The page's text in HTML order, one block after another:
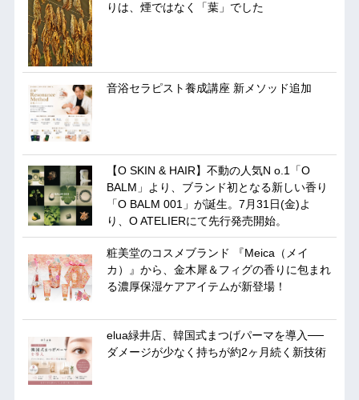
りは、煙ではなく「葉」でした
音浴セラピスト養成講座 新メソッド追加
【O SKIN & HAIR】不動の人気N o.1「O
BALM」より、ブランド初となる新しい香り
「O BALM 001」が誕生。7月31日(金)よ
り、O ATELIERにて先行発売開始。
粧美堂のコスメブランド 『Meica（メイ
カ）』から、金木犀＆フィグの香りに包まれ
る濃厚保湿ケアアイテムが新登場！
elua緑井店、韓国式まつげパーマを導入──
ダメージが少なく持ちが約2ヶ月続く新技術